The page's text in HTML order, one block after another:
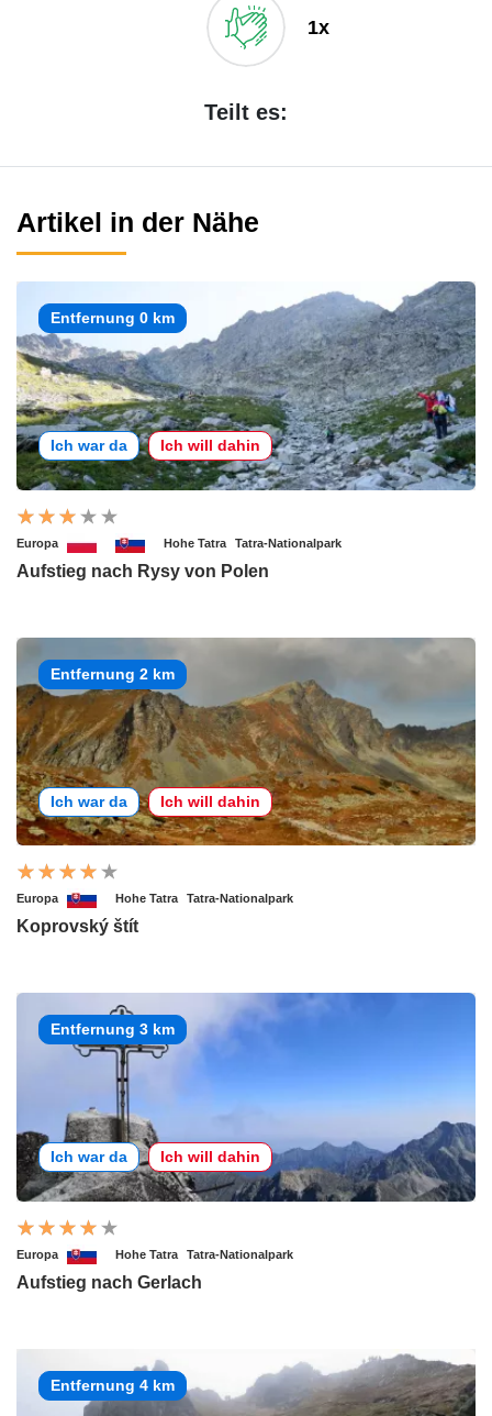
1x
Teilt es:
Artikel in der Nähe
Entfernung 0 km
Ich war da Ich will dahin
Europa Hohe Tatra Tatra-Nationalpark
Aufstieg nach Rysy von Polen
Entfernung 2 km
Ich war da Ich will dahin
Europa Hohe Tatra Tatra-Nationalpark
Koprovský štít
Entfernung 3 km
Ich war da Ich will dahin
Europa Hohe Tatra Tatra-Nationalpark
Aufstieg nach Gerlach
Entfernung 4 km